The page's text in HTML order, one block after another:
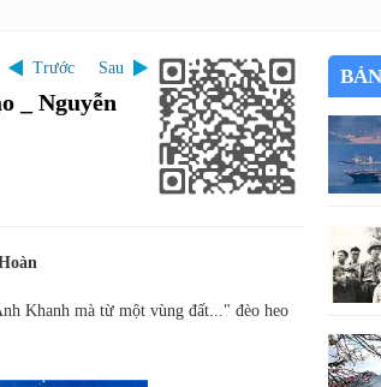
Trước Sau
_ Nguyễn
Khanh mà từ một vùng đất..." đèo heo